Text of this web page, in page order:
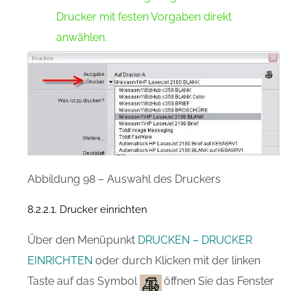
Drucker mit festen Vorgaben direkt
anwählen.
Abbildung 98 – Auswahl des Druckers
8.2.2.1. Drucker einrichten
Über den Menüpunkt DRUCKEN – DRUCKER
EINRICHTEN oder durch Klicken mit der linken
Taste auf das Symbol
öffnen Sie das Fenster